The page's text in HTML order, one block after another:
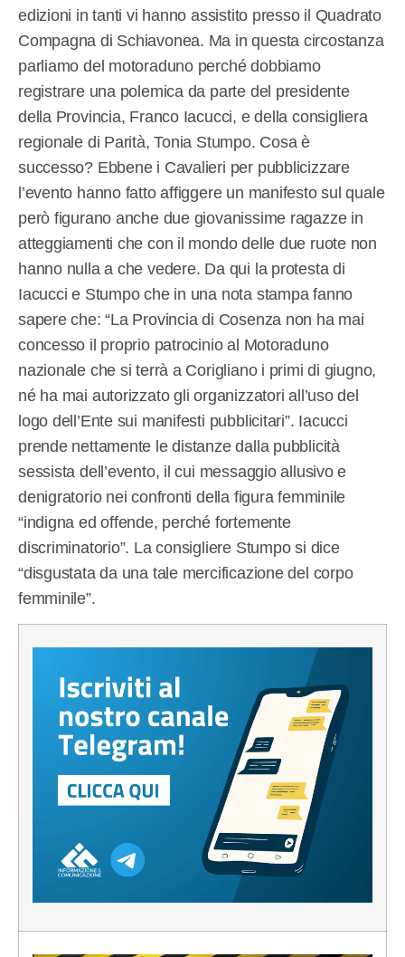
edizioni in tanti vi hanno assistito presso il Quadrato
Compagna di Schiavonea. Ma in questa circostanza
parliamo del motoraduno perché dobbiamo
registrare una polemica da parte del presidente
della Provincia, Franco Iacucci, e della consigliera
regionale di Parità, Tonia Stumpo. Cosa è
successo? Ebbene i Cavalieri per pubblicizzare
l’evento hanno fatto affiggere un manifesto sul quale
però figurano anche due giovanissime ragazze in
atteggiamenti che con il mondo delle due ruote non
hanno nulla a che vedere. Da qui la protesta di
Iacucci e Stumpo che in una nota stampa fanno
sapere che: “La Provincia di Cosenza non ha mai
concesso il proprio patrocinio al Motoraduno
nazionale che si terrà a Corigliano i primi di giugno,
né ha mai autorizzato gli organizzatori all’uso del
logo dell’Ente sui manifesti pubblicitari”. Iacucci
prende nettamente le distanze dalla pubblicità
sessista dell’evento, il cui messaggio allusivo e
denigratorio nei confronti della figura femminile
“indigna ed offende, perché fortemente
discriminatorio”. La consigliere Stumpo si dice
“disgustata da una tale mercificazione del corpo
femminile”.